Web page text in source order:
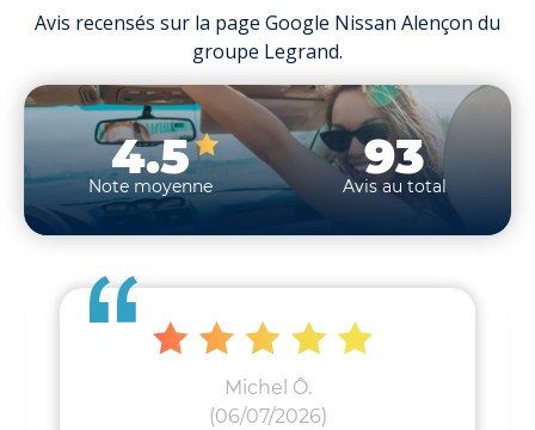
Avis recensés sur la page Google Nissan Alençon du
groupe Legrand.
4.5
Note moyenne
93
Avis au total
Michel Ô.
(06/07/2026)